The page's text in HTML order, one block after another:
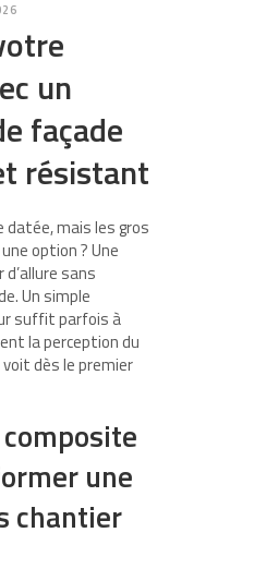
un
façade
résistant
mais les gros
option ? Une
sans
Un simple
suffit parfois à
la perception du
dès le premier
une
chantier